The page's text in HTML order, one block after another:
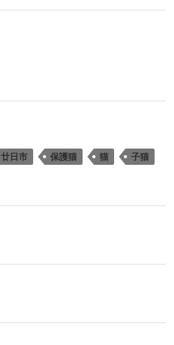
廿日市 保護猫 猫 子猫